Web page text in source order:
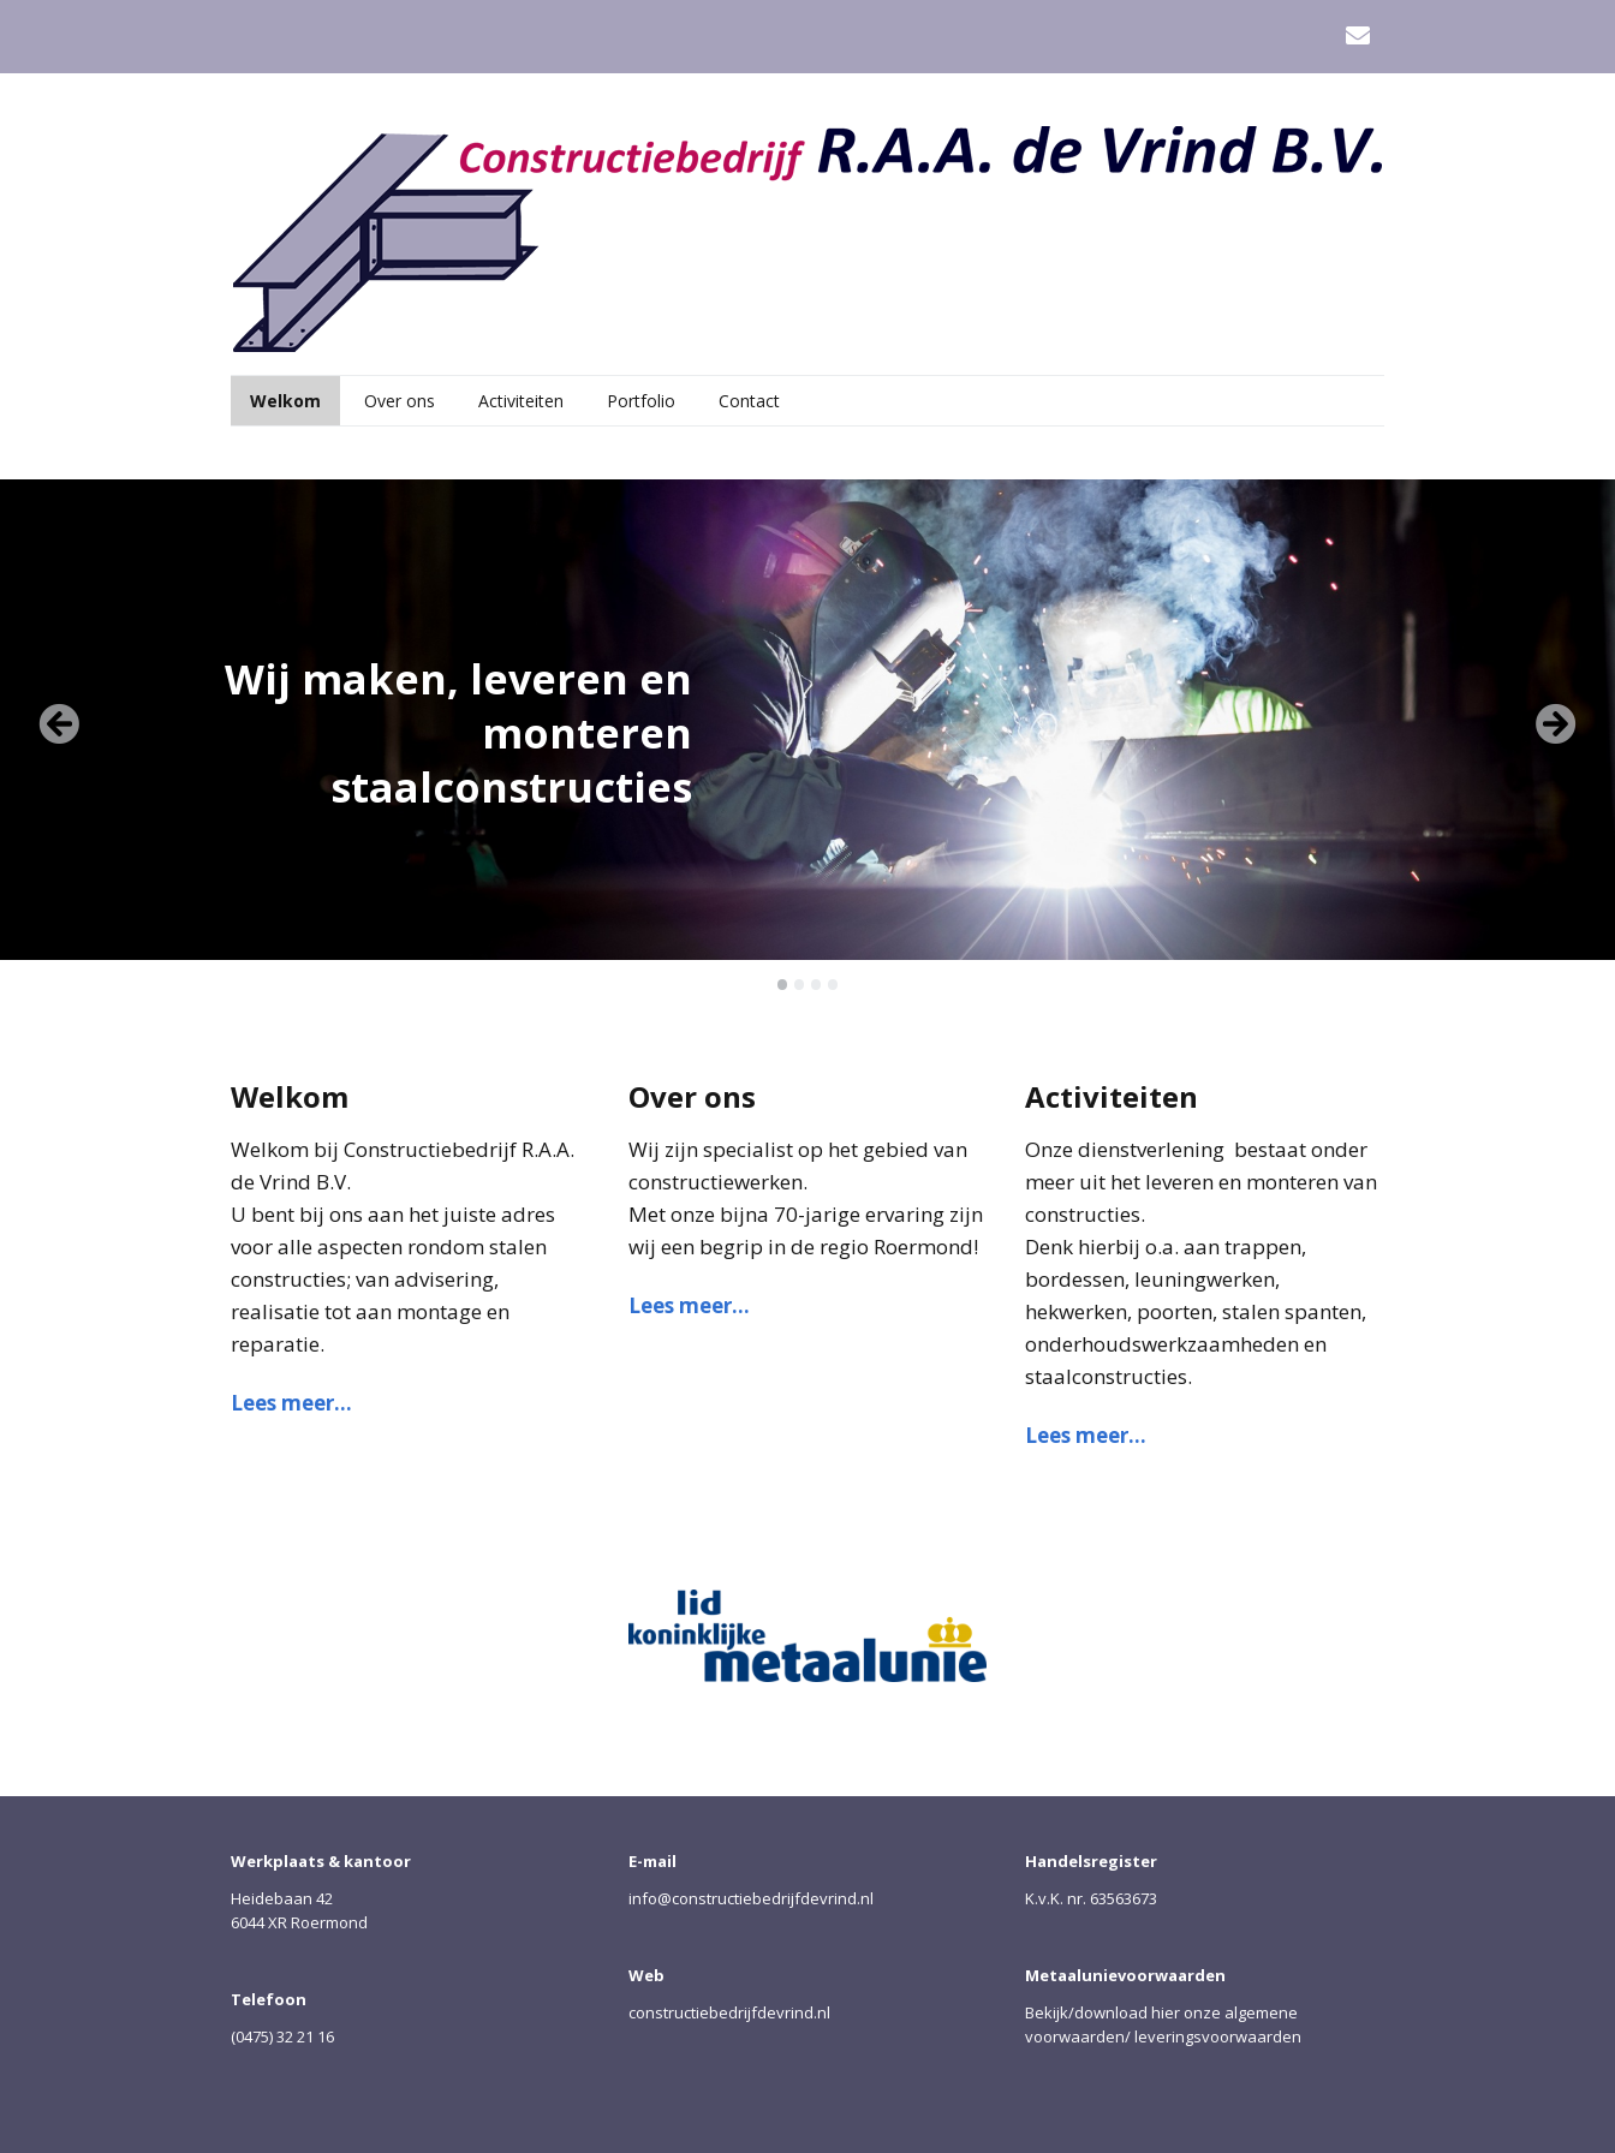
Welkom Over ons Activiteiten Portfolio Contact
•
Wij maken, leveren en
monteren
staalconstructies
Welkom
Welkom bij Constructiebedrijf R.A.A.
de Vrind B.V.
U bent bij ons aan het juiste adres
voor alle aspecten rondom stalen
constructies; van advisering,
realisatie tot aan montage en
reparatie.
Lees meer…
Over ons
Wij zijn specialist op het gebied van
constructiewerken.
Met onze bijna 70-jarige ervaring zijn
wij een begrip in de regio Roermond!
Lees meer…
Activiteiten
Onze dienstverlening bestaat onder
meer uit het leveren en monteren van
constructies.
Denk hierbij o.a. aan trappen,
bordessen, leuningwerken,
hekwerken, poorten, stalen spanten,
onderhoudswerkzaamheden en
staalconstructies.
Lees meer…
Werkplaats & kantoor
Heidebaan 42
6044 XR Roermond
Telefoon
(0475) 32 21 16
E-mail
info@constructiebedrijfdevrind.nl
Web
constructiebedrijfdevrind.nl
Handelsregister
K.v.K. nr. 63563673
Metaalunievoorwaarden
Bekijk/download hier onze algemene
voorwaarden/ leveringsvoorwaarden